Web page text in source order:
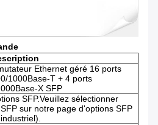
Ethernet géré 16 ports
1000Base-T + 4 ports
X SFP
SFP.Veuillez sélectionner
sur notre page d'options SFP